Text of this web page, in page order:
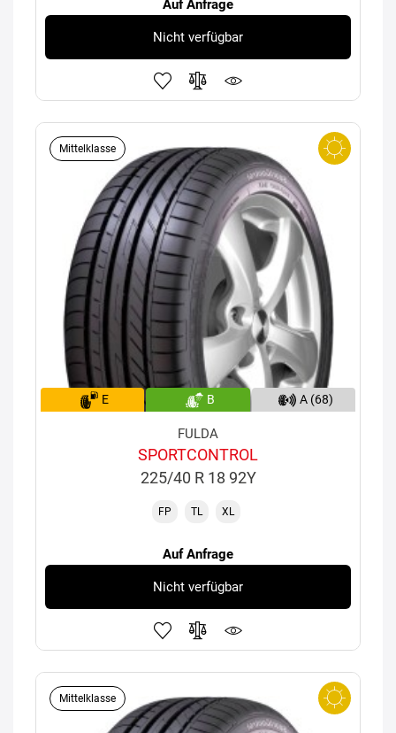
Auf Anfrage
Nicht verfügbar
Mittelklasse
E B A (68)
FULDA
SPORTCONTROL
225/40 R 18 92Y
FP TL XL
Auf Anfrage
Nicht verfügbar
Mittelklasse